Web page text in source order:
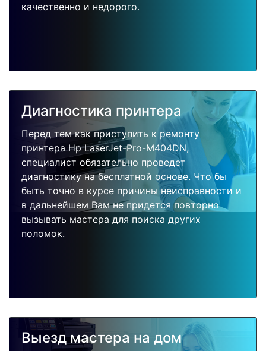
качественно и недорого.
Диагностика принтера
Перед тем как приступить к ремонту
принтера Hp LaserJet-Pro-M404DN,
специалист обязательно проведет
диагностику на бесплатной основе. Что бы
быть точно в курсе причины неисправности и
в дальнейшем Вам не придется повторно
вызывать мастера для поиска других
поломок.
Выезд мастера на дом